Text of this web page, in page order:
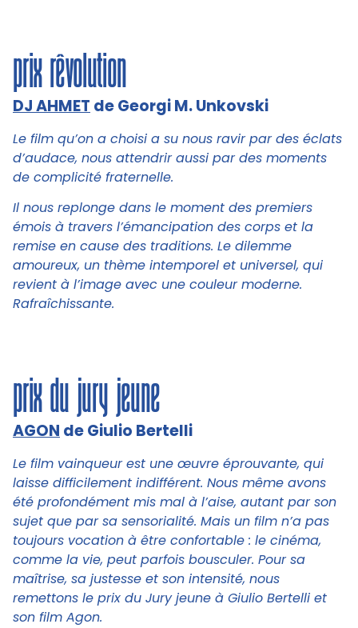
prix rêvolution
DJ AHMET de Georgi M. Unkovski
Le film qu’on a choisi a su nous ravir par des éclats
d’audace, nous attendrir aussi par des moments
de complicité fraternelle.
Il nous replonge dans le moment des premiers
émois à travers l’émancipation des corps et la
remise en cause des traditions. Le dilemme
amoureux, un thème intemporel et universel, qui
revient à l’image avec une couleur moderne.
Rafraîchissante.
prix du jury jeune
AGON de Giulio Bertelli
Le film vainqueur est une œuvre éprouvante, qui
laisse difficilement indifférent. Nous même avons
été profondément mis mal à l’aise, autant par son
sujet que par sa sensorialité. Mais un film n’a pas
toujours vocation à être confortable : le cinéma,
comme la vie, peut parfois bousculer. Pour sa
maîtrise, sa justesse et son intensité, nous
remettons le prix du Jury jeune à Giulio Bertelli et
son film Agon.